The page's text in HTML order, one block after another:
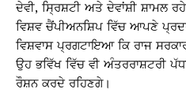
ਦੇਵੀ, ਸ੍ਰਿਸ਼ਟੀ ਅਤੇ ਦੇਵਾਂਸ਼ੀ ਸ਼ਾਮਲ
ਵਿਸ਼ਵ ਚੈਂਪੀਅਨਸ਼ਿਪ ਵਿੱਚ ਆਪਣੇ
ਵਿਸ਼ਵਾਸ ਪ੍ਰਗਟਾਇਆ ਕਿ ਰਾਜ
ਉਹ ਭਵਿੱਖ ਵਿੱਚ ਵੀ ਅੰਤਰਰਾਸ਼ਟਰੀ
ਰੌਸ਼ਨ ਕਰਦੇ ਰਹਿਣਗੇ।